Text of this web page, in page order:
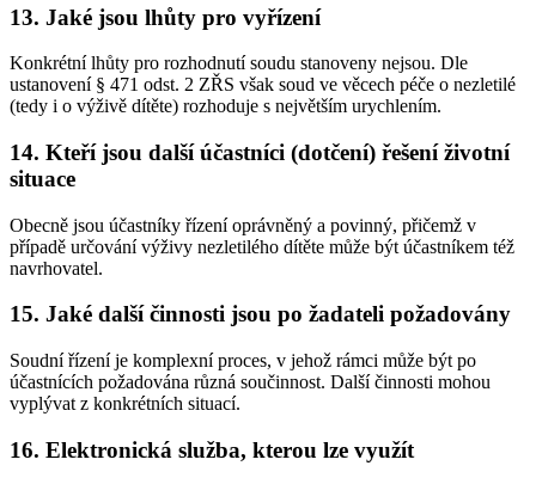
13. Jaké jsou lhůty pro vyřízení
Konkrétní lhůty pro rozhodnutí soudu stanoveny nejsou. Dle
ustanovení § 471 odst. 2 ZŘS však soud ve věcech péče o nezletilé
(tedy i o výživě dítěte) rozhoduje s největším urychlením.
14. Kteří jsou další účastníci (dotčení) řešení životní
situace
Obecně jsou účastníky řízení oprávněný a povinný, přičemž v
případě určování výživy nezletilého dítěte může být účastníkem též
navrhovatel.
15. Jaké další činnosti jsou po žadateli požadovány
Soudní řízení je komplexní proces, v jehož rámci může být po
účastnících požadována různá součinnost. Další činnosti mohou
vyplývat z konkrétních situací.
16. Elektronická služba, kterou lze využít